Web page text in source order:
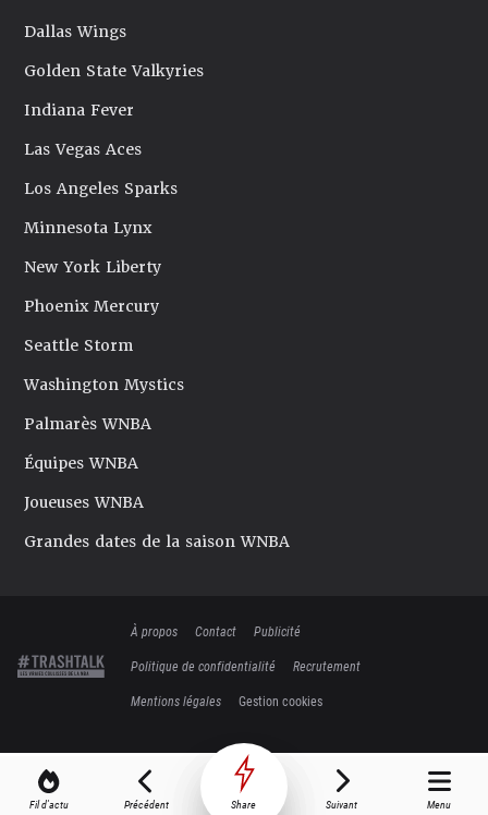
Fil d'actu Précédent Share Suivant Menu
Dallas Wings
Golden State Valkyries
Indiana Fever
Las Vegas Aces
Los Angeles Sparks
Minnesota Lynx
New York Liberty
Phoenix Mercury
Seattle Storm
Washington Mystics
Palmarès WNBA
Équipes WNBA
Joueuses WNBA
Grandes dates de la saison WNBA
À propos Contact
Publicité
Politique de confidentialité
Recrutement
Mentions légales
Gestion cookies